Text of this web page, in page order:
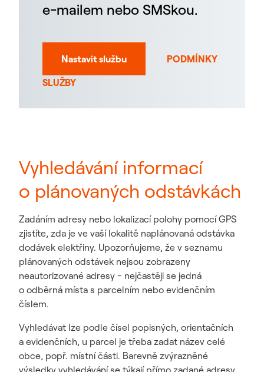
e-mailem nebo SMSkou.
Nastavit službu
PODMÍNKY
SLUŽBY
Vyhledávání informací
o plánovaných odstávkách
Zadáním adresy nebo lokalizací polohy pomocí GPS
zjistíte, zda je ve vaší lokalitě naplánovaná odstávka
dodávek elektřiny. Upozorňujeme, že v seznamu
plánovaných odstávek nejsou zobrazeny
neautorizované adresy - nejčastěji se jedná
o odběrná místa s parcelním nebo evidenčním
číslem.
Vyhledávat lze podle čísel popisných, orientačních
a evidenčních, u parcel je třeba zadat název celé
obce, popř. místní části. Barevně zvýrazněné
výsledky vyhledávání se týkají přímo zadané adresy,